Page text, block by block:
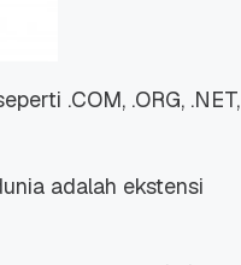
.COM, .ORG, .NET,
adalah ekstensi